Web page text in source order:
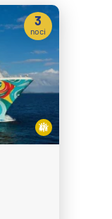
3
noci